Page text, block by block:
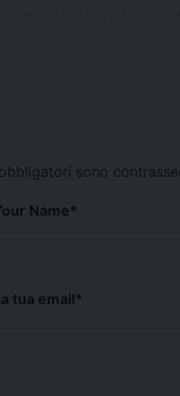
obbligatori sono
Name*
tua email*